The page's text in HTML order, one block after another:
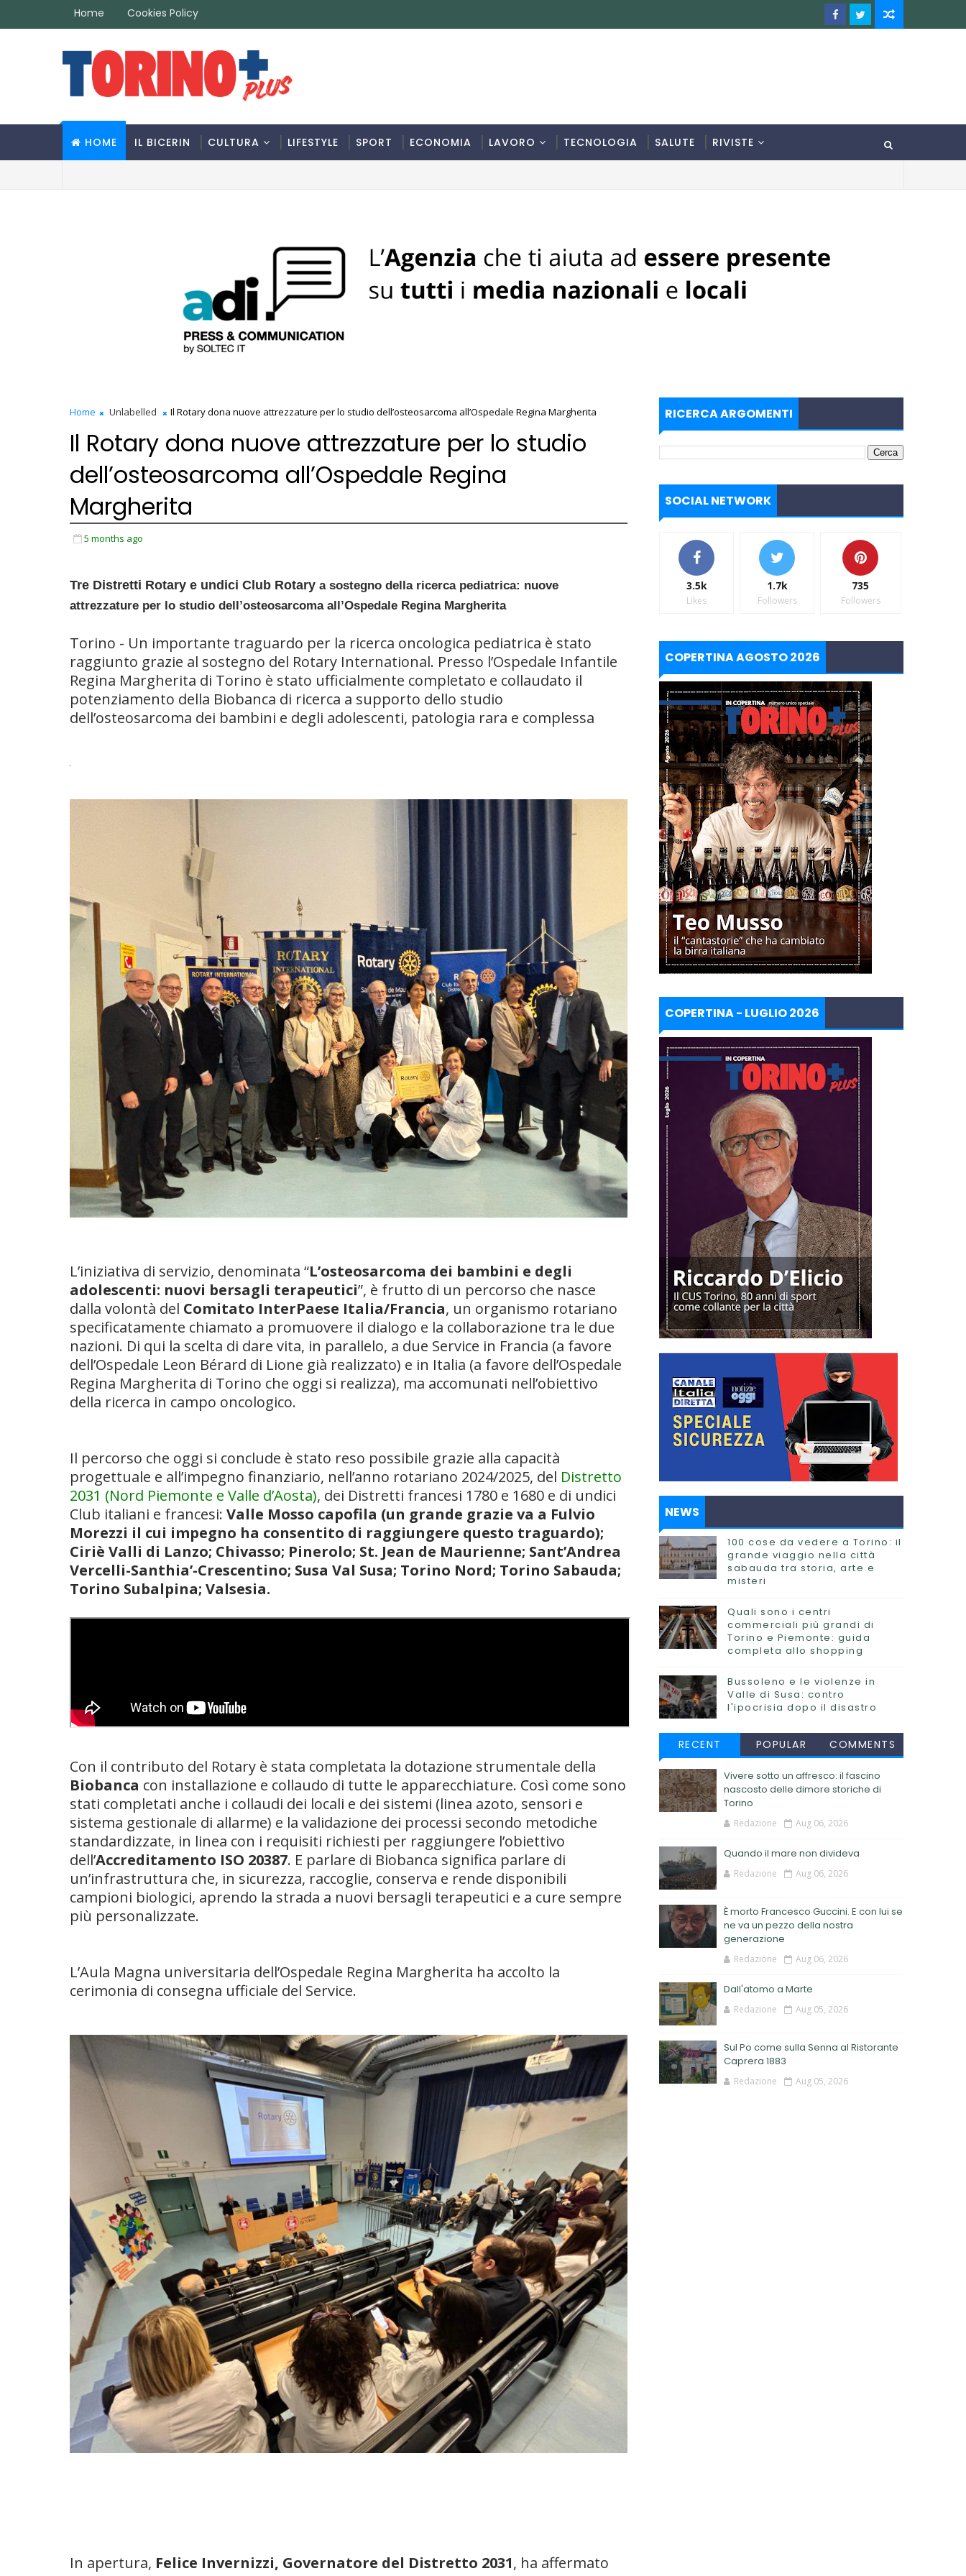
Home Cookies Policy
HOME IL BICERIN CULTURA LIFESTYLE SPORT ECONOMIA LAVORO TECNOLOGIA SALUTE RIVISTE
Home Unlabelled Il Rotary dona nuove attrezzature per lo studio dell’osteosarcoma all’Ospedale Regina Margherita
Il Rotary dona nuove attrezzature per lo studio
dell’osteosarcoma all’Ospedale Regina
Margherita
5 months ago
Tre Distretti Rotary e undici Club Rotary a sostegno della ricerca pediatrica: nuove
attrezzature per lo studio dell’osteosarcoma all’Ospedale Regina Margherita
Torino - Un importante traguardo per la ricerca oncologica pediatrica è stato
raggiunto grazie al sostegno del Rotary International. Presso l’Ospedale Infantile
Regina Margherita di Torino è stato ufficialmente completato e collaudato il
potenziamento della Biobanca di ricerca a supporto dello studio
dell’osteosarcoma dei bambini e degli adolescenti, patologia rara e complessa
L’iniziativa di servizio, denominata “L’osteosarcoma dei bambini e degli
adolescenti: nuovi bersagli terapeutici”, è frutto di un percorso che nasce
dalla volontà del Comitato InterPaese Italia/Francia, un organismo rotariano
specificatamente chiamato a promuovere il dialogo e la collaborazione tra le due
nazioni. Di qui la scelta di dare vita, in parallelo, a due Service in Francia (a favore
dell’Ospedale Leon Bérard di Lione già realizzato) e in Italia (a favore dell’Ospedale
Regina Margherita di Torino che oggi si realizza), ma accomunati nell’obiettivo
della ricerca in campo oncologico.
Il percorso che oggi si conclude è stato reso possibile grazie alla capacità
progettuale e all’impegno finanziario, nell’anno rotariano 2024/2025, del Distretto
2031 (Nord Piemonte e Valle d’Aosta), dei Distretti francesi 1780 e 1680 e di undici
Club italiani e francesi: Valle Mosso capofila (un grande grazie va a Fulvio
Morezzi il cui impegno ha consentito di raggiungere questo traguardo);
Ciriè Valli di Lanzo; Chivasso; Pinerolo; St. Jean de Maurienne; Sant’Andrea
Vercelli-Santhia’-Crescentino; Susa Val Susa; Torino Nord; Torino Sabauda;
Torino Subalpina; Valsesia.
Con il contributo del Rotary è stata completata la dotazione strumentale della
Biobanca con installazione e collaudo di tutte le apparecchiature. Così come sono
stati completati anche i collaudi dei locali e dei sistemi (linea azoto, sensori e
sistema gestionale di allarme) e la validazione dei processi secondo metodiche
standardizzate, in linea con i requisiti richiesti per raggiungere l’obiettivo
dell’Accreditamento ISO 20387. E parlare di Biobanca significa parlare di
un’infrastruttura che, in sicurezza, raccoglie, conserva e rende disponibili
campioni biologici, aprendo la strada a nuovi bersagli terapeutici e a cure sempre
più personalizzate.
L’Aula Magna universitaria dell’Ospedale Regina Margherita ha accolto la
cerimonia di consegna ufficiale del Service.
In apertura, Felice Invernizzi, Governatore del Distretto 2031, ha affermato
RICERCA ARGOMENTI
SOCIAL NETWORK
3.5k
Likes
1.7k
Followers
735
Followers
COPERTINA AGOSTO 2026
COPERTINA - LUGLIO 2026
NEWS
100 cose da vedere a Torino: il
grande viaggio nella città
sabauda tra storia, arte e
misteri
Quali sono i centri
commerciali più grandi di
Torino e Piemonte: guida
completa allo shopping
Bussoleno e le violenze in
Valle di Susa: contro
l'ipocrisia dopo il disastro
RECENT POPULAR COMMENTS
Vivere sotto un affresco: il fascino
nascosto delle dimore storiche di
Torino
Redazione Aug 06, 2026
Quando il mare non divideva
Redazione Aug 06, 2026
È morto Francesco Guccini. E con lui se
ne va un pezzo della nostra
generazione
Redazione Aug 06, 2026
Dall'atomo a Marte
Redazione Aug 05, 2026
Sul Po come sulla Senna al Ristorante
Caprera 1883
Redazione Aug 05, 2026